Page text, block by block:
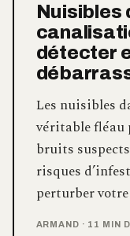
Nuisibles
détecter
Les nuisibles
véritable fléau
bruits
risques
perturber
ARMAND · 11 MIN